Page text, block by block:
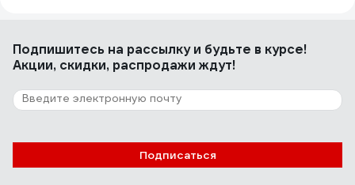
Подпишитесь на рассылкуи будьте в курсе!
Акции, скидки, распродажи ждут!
Подписаться